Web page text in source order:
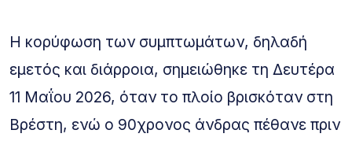
Η κορύφωση των συμπτωμάτων, δηλαδή
εμετός και διάρροια, σημειώθηκε τη Δευτέρα
11 Μαΐου 2026, όταν το πλοίο βρισκόταν στη
Βρέστη, ενώ ο 90χρονος άνδρας πέθανε πριν